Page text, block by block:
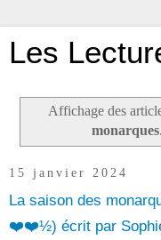
Les
Affichage des
monarques.
15 janvier 2024
La saison des
❤️❤️½) écrit par